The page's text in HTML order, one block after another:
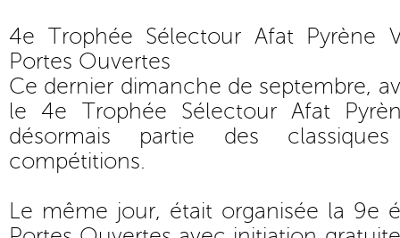
4e Trophée Sélectour Afat Pyrène
Portes Ouvertes
Ce dernier dimanche de septembre,
le 4e Trophée Sélectour Afat
désormais partie des
compétitions.
Le même jour, était organisée la 9e